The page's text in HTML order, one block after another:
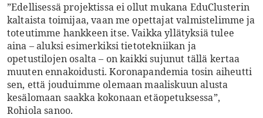
”Edellisessä projektissa ei ollut mukana EduClusterin
kaltaista toimijaa, vaan me opettajat valmistelimme ja
toteutimme hankkeen itse. Vaikka yllätyksiä tulee
aina – aluksi esimerkiksi tietotekniikan ja
opetustilojen osalta – on kaikki sujunut tällä kertaa
muuten ennakoidusti. Koronapandemia tosin aiheutti
sen, että jouduimme olemaan maaliskuun alusta
kesälomaan saakka kokonaan etäopetuksessa”,
Rohiola sanoo.